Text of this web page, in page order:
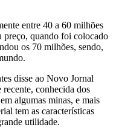
entre 40 a 60 milhões
preço, quando foi colocado
os 70 milhões, sendo,
disse ao Novo Jornal
conhecida dos
algumas minas, e mais
tem as características
utilidade.